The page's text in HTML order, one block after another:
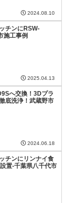
2024.08.10
チンにRSW-
施工事例
2025.04.13
へ交換！3Dプラ
底洗浄！武蔵野市
2024.06.18
チンにリンナイ食
置-千葉県八千代市